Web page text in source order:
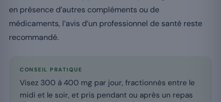
en présence d’autres compléments ou de
médicaments, l’avis d’un professionnel de santé reste
recommandé.
CONSEIL PRATIQUE
Visez 300 à 400 mg par jour, fractionnés entre le
midi et le soir, et pris pendant ou après un repas